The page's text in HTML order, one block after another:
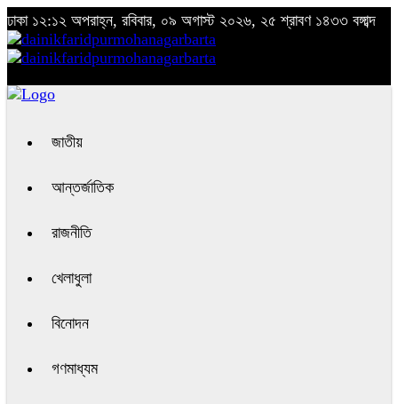
ঢাকা ১২:১২ অপরাহ্ন, রবিবার, ০৯ অগাস্ট ২০২৬, ২৫ শ্রাবণ ১৪৩৩ বঙ্গাব্দ
জাতীয়
আন্তর্জাতিক
রাজনীতি
খেলাধুলা
বিনোদন
গণমাধ্যম